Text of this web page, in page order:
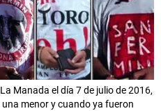
Manada el día 7 de julio de 2016,
menor y cuando ya fueron